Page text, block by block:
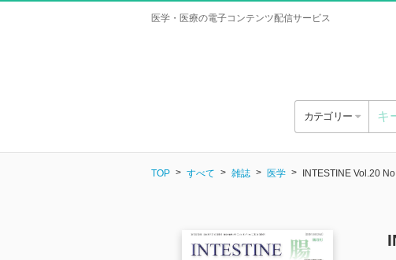
医学・医療の電子コンテンツ配信サービス
カテゴリー
TOP すべて 雑誌 医学 INTESTINE Vol.20